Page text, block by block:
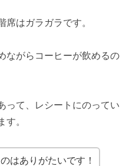
席はガラガラです。
ながらコーヒーが飲めるの
って、レシートにのってい
す。
はありがたいです！